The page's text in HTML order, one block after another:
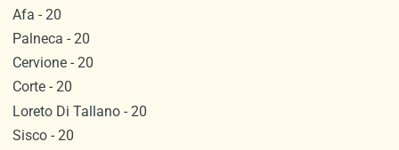
Afa - 20
Palneca - 20
Cervione - 20
Corte - 20
Loreto Di Tallano - 20
Sisco - 20